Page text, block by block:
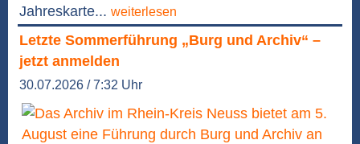
Jahreskarte... weiterlesen
Letzte Sommerführung „Burg und Archiv“ –
jetzt anmelden
30.07.2026 / 7:32 Uhr